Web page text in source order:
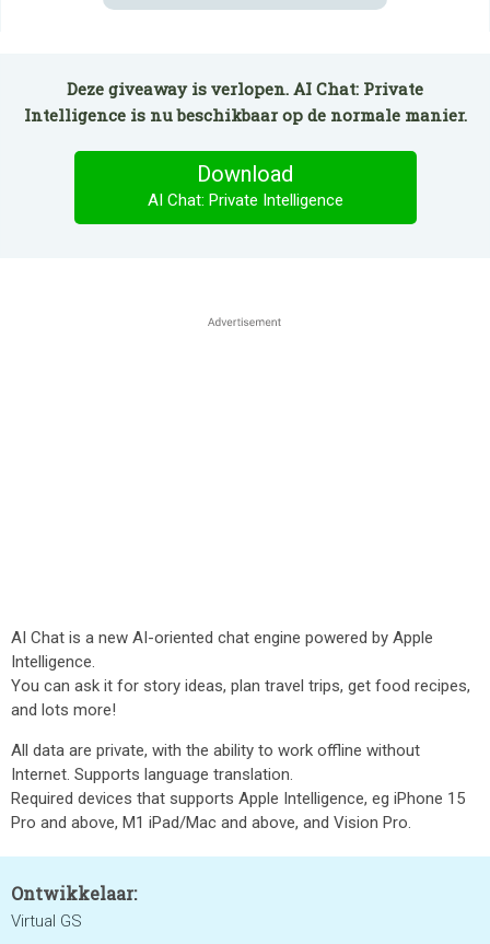
Deze giveaway is verlopen. AI Chat: Private
Intelligence is nu beschikbaar op de normale manier.
Download
AI Chat: Private Intelligence
AI Chat is a new AI-oriented chat engine powered by Apple
Intelligence.
You can ask it for story ideas, plan travel trips, get food recipes,
and lots more!
All data are private, with the ability to work offline without
Internet. Supports language translation.
Required devices that supports Apple Intelligence, eg iPhone 15
Pro and above, M1 iPad/Mac and above, and Vision Pro.
Ontwikkelaar:
Virtual GS